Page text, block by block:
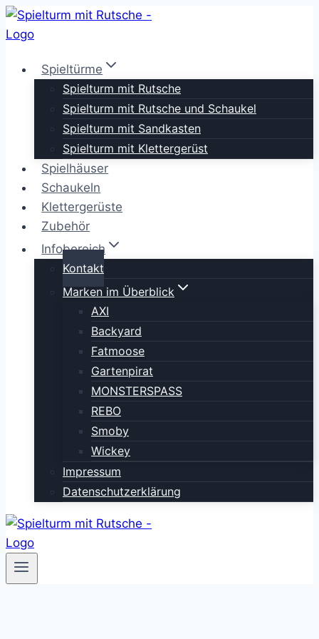
Zum
Inhalt
Spieltürme
Spielturm mit Rutsche
Spielturm mit Rutsche und Schaukel
Spielturm mit Sandkasten
Spielturm mit Klettergerüst
Spielhäuser
Schaukeln
Klettergerüste
Zubehör
Infobereich
Kontakt
Marken im Überblick
AXI
Backyard
Fatmoose
Gartenpirat
MONSTERSPASS
REBO
Smoby
Wickey
Impressum
Datenschutzerklärung